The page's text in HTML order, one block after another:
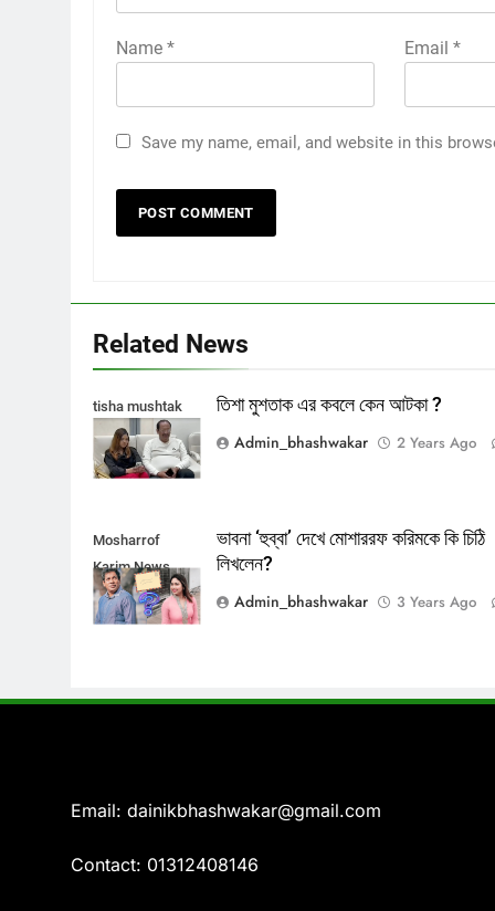
Name * Email *
Save my name, email, and website in this
Related News
tisha mushtak
তিশা মুশতাক এর কবলে কেন আটকা ?
Admin_bhashwakar
2 Years Ago
Mosharrof
Karim News
ভাবনা ‘হুব্বা’ দেখে মোশাররফ করিমকে কি চিঠি
লিখলেন?
Admin_bhashwakar
3 Years Ago
Email: dainikbhashwakar@gmail.com
Contact: 01312408146